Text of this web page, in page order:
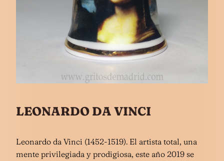
LEONARDO DA VINCI
Leonardo da Vinci (1452-1519). El artista total, una
mente privilegiada y prodigiosa, este año 2019 se